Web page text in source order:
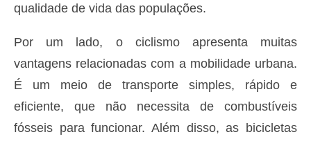
qualidade de vida das populações.
Por um lado, o ciclismo apresenta muitas
vantagens relacionadas com a mobilidade urbana.
É um meio de transporte simples, rápido e
eficiente, que não necessita de combustíveis
fósseis para funcionar. Além disso, as bicicletas